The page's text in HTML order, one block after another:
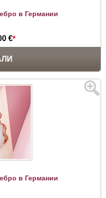
в Германии
€*
в Германии